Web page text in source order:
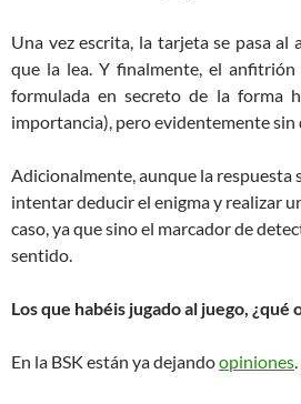
Una vez escrita, la tarjeta se pasa
que la lea. Y finalmente, el
formulada en secreto de la forma
importancia), pero evidentemente sin
Adicionalmente, aunque la respuesta
intentar deducir el enigma y realizar
caso, ya que sino el marcador de
sentido.
Los que habéis jugado al juego,
En la BSK están ya dejandoopiniones